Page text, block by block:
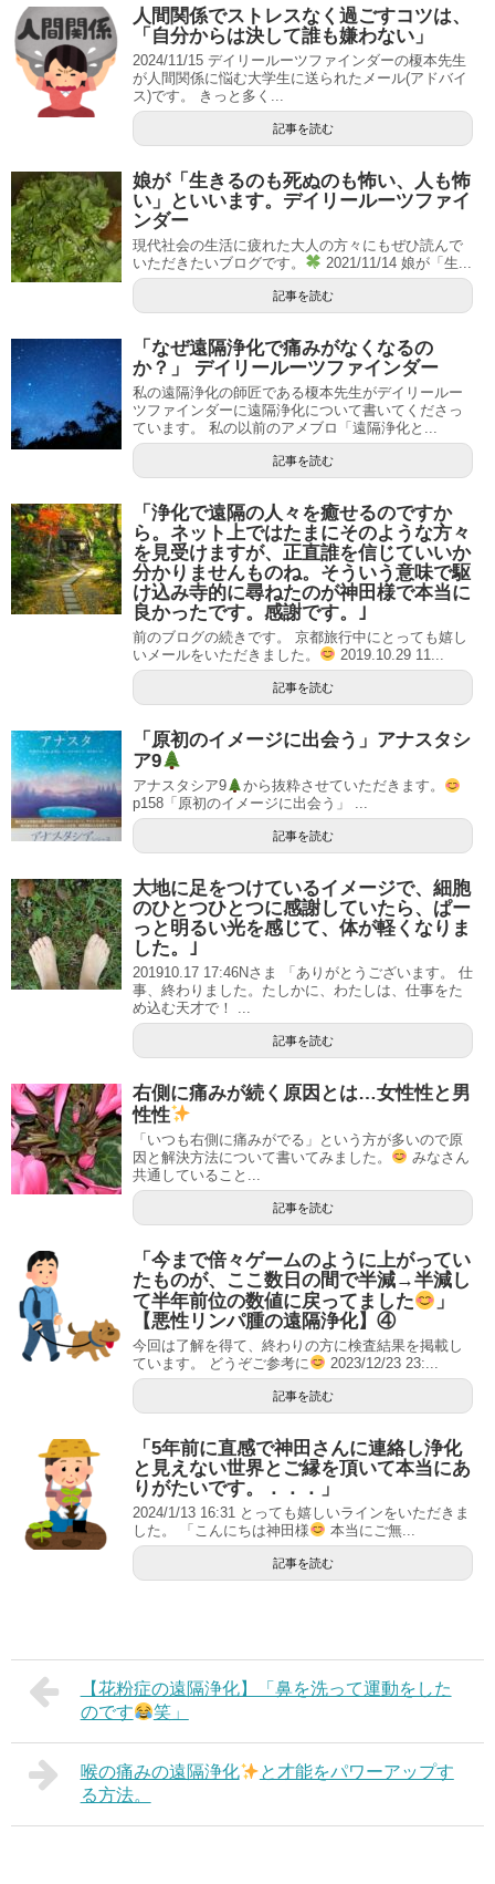
人間関係でストレスなく過ごすコツは、
「自分からは決して誰も嫌わない」
2024/11/15 デイリールーツファインダーの榎本先生
が人間関係に悩む大学生に送られたメール(アドバイ
ス)です。 きっと多く...
記事を読む
娘が「生きるのも死ぬのも怖い、人も怖
い」といいます。デイリールーツファイ
ンダー
現代社会の生活に疲れた大人の方々にもぜひ読んで
いただきたいブログです。
2021/11/14 娘が「生...
記事を読む
「なぜ遠隔浄化で痛みがなくなるの
か？」 デイリールーツファインダー
私の遠隔浄化の師匠である榎本先生がデイリールー
ツファインダーに遠隔浄化について書いてくださっ
ています。 私の以前のアメブロ「遠隔浄化と...
記事を読む
「浄化で遠隔の人々を癒せるのですか
ら。ネット上ではたまにそのような方々
を見受けますが、正直誰を信じていいか
分かりませんものね。そういう意味で駆
け込み寺的に尋ねたのが神田様で本当に
良かったです。感謝です。｣
前のブログの続きです。 京都旅行中にとっても嬉し
いメールをいただきました。
2019.10.29 11...
記事を読む
「原初のイメージに出会う」アナスタシ
ア9
アナスタシア9
から抜粋させていただきます。
p158「原初のイメージに出会う」 ...
記事を読む
大地に足をつけているイメージで、細胞
のひとつひとつに感謝していたら、ぱー
っと明るい光を感じて、体が軽くなりま
した。｣
201910.17 17:46Nさま 「ありがとうございます。 仕
事、終わりました。たしかに、わたしは、仕事をた
め込む天才で！ ...
記事を読む
右側に痛みが続く原因とは…女性性と男
性性
「いつも右側に痛みがでる」という方が多いので原
因と解決方法について書いてみました。
みなさん
共通していること...
記事を読む
「今まで倍々ゲームのように上がってい
たものが、ここ数日の間で半減→半減し
て半年前位の数値に戻ってました
」
【悪性リンパ腫の遠隔浄化】④
今回は了解を得て、終わりの方に検査結果を掲載し
ています。 どうぞご参考に
2023/12/23 23:...
記事を読む
「5年前に直感で神田さんに連絡し浄化
と見えない世界とご縁を頂いて本当にあ
りがたいです。．．．」
2024/1/13 16:31 とっても嬉しいラインをいただきま
した。 「こんにちは神田様
本当にご無...
記事を読む
【花粉症の遠隔浄化】「鼻を洗って運動をした
のです
笑」
喉の痛みの遠隔浄化
と才能をパワーアップす
る方法。